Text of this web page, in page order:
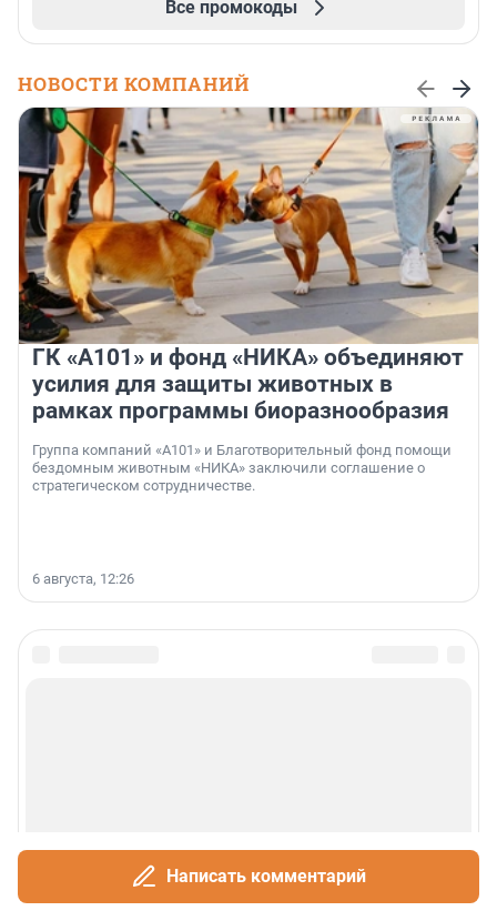
Все промокоды
НОВОСТИ КОМПАНИЙ
ГК «А101» и фонд «НИКА» объединяют
усилия для защиты животных в
рамках программы биоразнообразия
Группа компаний «А101» и Благотворительный фонд помощи
бездомным животным «НИКА» заключили соглашение о
стратегическом сотрудничестве.
6 августа, 12:26
Написать комментарий